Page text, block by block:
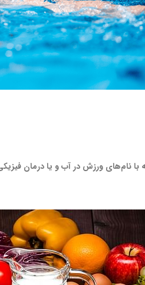
با نام‌های ورزش در آب و یا درمان